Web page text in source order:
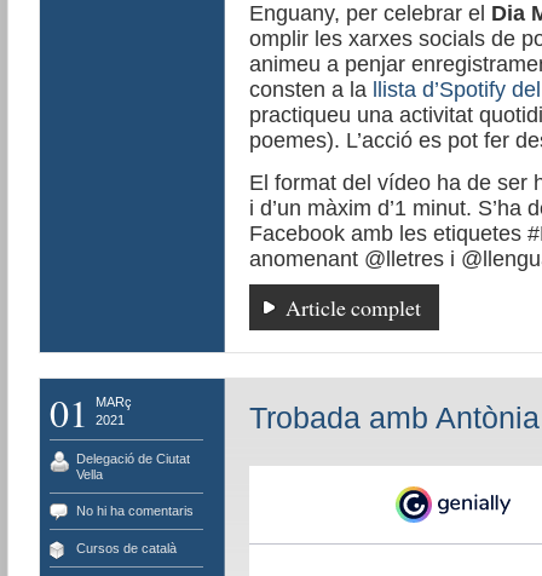
Enguany, per celebrar el Dia
omplir les xarxes socials de
animeu a penjar
consten a la
llista d’Spotify
practiqueu una activitat
poemes). L’acció es pot fer
El format del vídeo ha de ser
i d’un màxim d’1 minut.
Facebook amb les etiquetes
anomenant @lletres i
Article complet
01
MARç
2021
Delegació de Ciutat
Vella
No hi ha comentaris
Cursos de català
Trobada amb